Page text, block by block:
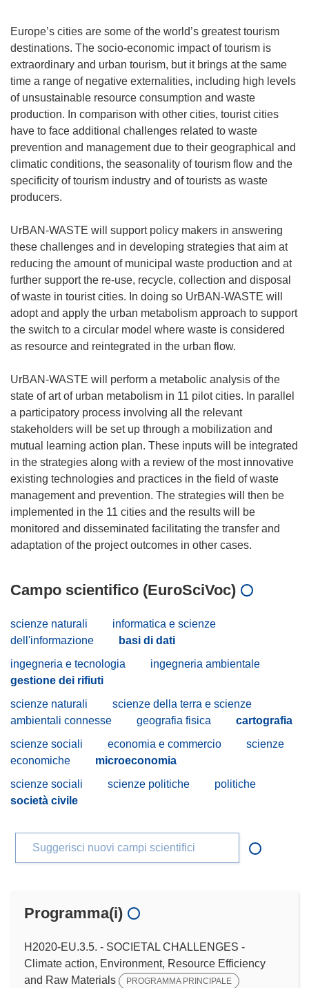
Europe’s cities are some of the world’s greatest tourism
destinations. The socio-economic impact of tourism is
extraordinary and urban tourism, but it brings at the same
time a range of negative externalities, including high levels
of unsustainable resource consumption and waste
production. In comparison with other cities, tourist cities
have to face additional challenges related to waste
prevention and management due to their geographical and
climatic conditions, the seasonality of tourism flow and the
specificity of tourism industry and of tourists as waste
producers.
UrBAN-WASTE will support policy makers in answering
these challenges and in developing strategies that aim at
reducing the amount of municipal waste production and at
further support the re-use, recycle, collection and disposal
of waste in tourist cities. In doing so UrBAN-WASTE will
adopt and apply the urban metabolism approach to support
the switch to a circular model where waste is considered
as resource and reintegrated in the urban flow.
UrBAN-WASTE will perform a metabolic analysis of the
state of art of urban metabolism in 11 pilot cities. In parallel
a participatory process involving all the relevant
stakeholders will be set up through a mobilization and
mutual learning action plan. These inputs will be integrated
in the strategies along with a review of the most innovative
existing technologies and practices in the field of waste
management and prevention. The strategies will then be
implemented in the 11 cities and the results will be
monitored and disseminated facilitating the transfer and
Campo scientifico (EuroSciVoc)
scienze naturali
informatica e scienze
dell'informazione
basi di dati
ingegneria e tecnologia
ingegneria ambientale
gestione dei rifiuti
scienze naturali
scienze della terra e scienze
ambientali connesse
geografia fisica
cartografia
scienze sociali
economia e commercio
scienze
economiche
microeconomia
scienze sociali
scienze politiche
politiche
società civile
Suggerisci nuovi campi scientifici
Programma(i)
H2020-EU.3.5. - SOCIETAL CHALLENGES -
Climate action, Environment, Resource Efficiency
and Raw Materials
PROGRAMMA PRINCIPALE